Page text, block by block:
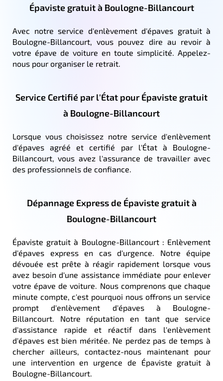
Épaviste gratuit à Boulogne-Billancourt
Avec notre service d'enlèvement d'épaves gratuit à
Boulogne-Billancourt, vous pouvez dire au revoir à
votre épave de voiture en toute simplicité. Appelez-
nous pour organiser le retrait.
Service Certifié par l'État pour Épaviste gratuit
à Boulogne-Billancourt
Lorsque vous choisissez notre service d'enlèvement
d'épaves agréé et certifié par l'État à Boulogne-
Billancourt, vous avez l'assurance de travailler avec
des professionnels de confiance.
Dépannage Express de Épaviste gratuit à
Boulogne-Billancourt
Épaviste gratuit à Boulogne-Billancourt : Enlèvement
d'épaves express en cas d'urgence. Notre équipe
dévouée est prête à réagir rapidement lorsque vous
avez besoin d'une assistance immédiate pour enlever
votre épave de voiture. Nous comprenons que chaque
minute compte, c'est pourquoi nous offrons un service
prompt d'enlèvement d'épaves à Boulogne-
Billancourt. Notre réputation en tant que service
d'assistance rapide et réactif dans l'enlèvement
d'épaves est bien méritée. Ne perdez pas de temps à
chercher ailleurs, contactez-nous maintenant pour
une intervention en urgence de Épaviste gratuit à
Boulogne-Billancourt.